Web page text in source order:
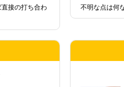
接の打ち合わ
不明な点は何